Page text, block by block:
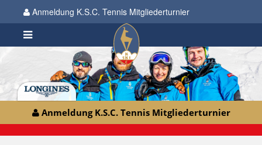
Anmeldung K.S.C. Tennis Mitgliederturnier
Anmeldung K.S.C. Tennis Mitgliederturnier